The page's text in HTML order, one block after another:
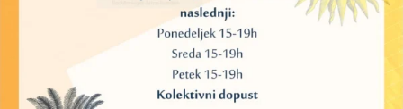
DODAJ V KOŠARICO